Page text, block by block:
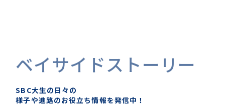
ベイサイドストーリー
SBC大生の日々の
様子や進路のお役立ち情報を発信中！